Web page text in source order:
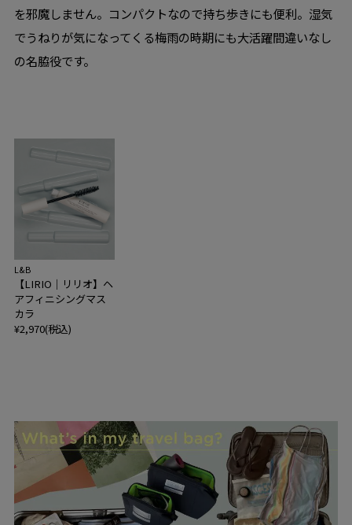
を邪魔しません。コンパクトなので持ち歩きにも便利。湿気
でうねりが気になってくる梅雨の時期にも大活躍間違いなし
の名脇役です。
L&B
【LIRIO｜リリオ】ヘ
アフィニシングマス
カラ
¥2,970(税込)